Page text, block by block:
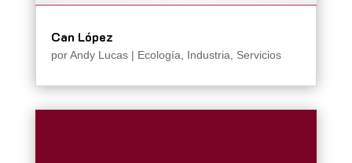
Can López
porAndy Lucas| Ecología Industria Servicios